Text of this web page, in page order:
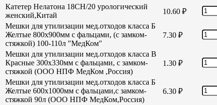
Катетер Нелатона 18CH/20 урологический
женский,Китай
10.60 ₽
Мешки для утилизации мед.отходов класса Б
Желтые 800х900мм с фальцами, (с замком-
стяжкой) 100-110л "МедКом"
7.30 ₽
Мешки для утилизации мед.отходов класса В
Красные 300х330мм с фальцами, с замком-
стяжкой (ООО НПФ МедКом ,Россия)
1.30 ₽
Мешки для утилизации мед.отходов класса Б
Желтые 600х1000мм с фальцами,с замком-
стяжкой 90л (ООО НПФ МедКом,Россия)
6.30 ₽